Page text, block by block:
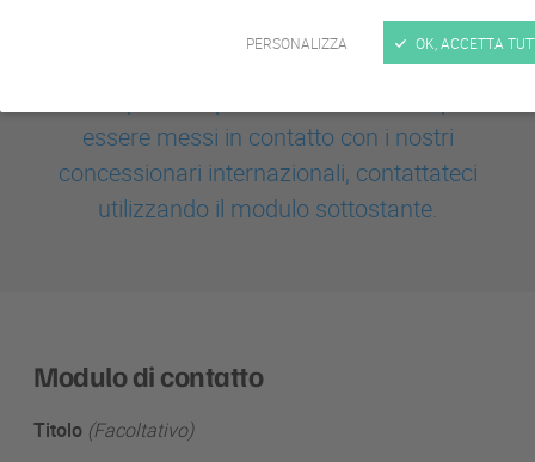
PERSONALIZZA OK, ACCETTA
essere messi in contatto con i nostri
concessionari internazionali, contattateci
utilizzando il modulo sottostante.
Modulo di contatto
Titolo (Facoltativo)